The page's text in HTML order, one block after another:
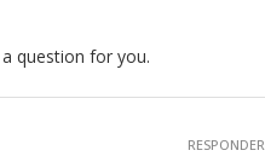
question for you.
RESPONDER